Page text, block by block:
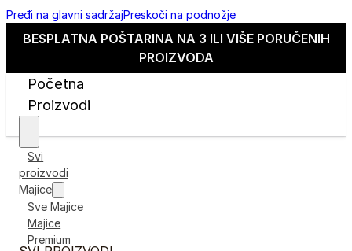
Pređi na glavni sadržajPreskoči na podnožje
BESPLATNA POŠTARINA NA 3 ILI VIŠE PORUČENIH
PROIZVODA
Početna
Proizvodi
Svi
proizvodi
Majice
Sve Majice
Majice
Premium